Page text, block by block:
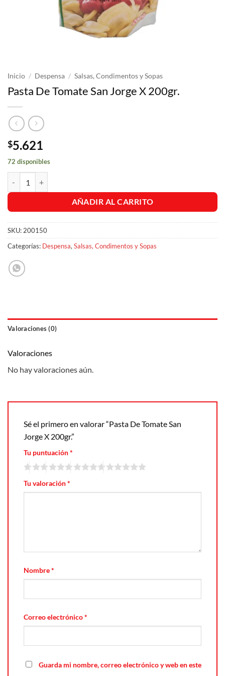
Inicio / Despensa / Salsas, Condimentos y Sopas
Pasta De Tomate San Jorge X 200gr.
$5.621
72 disponibles
AÑADIR AL CARRITO
SKU: 200150
Categorías: Despensa, Salsas, Condimentos y Sopas
Valoraciones (0)
Valoraciones
No hay valoraciones aún.
Sé el primero en valorar “Pasta De Tomate San
Jorge X 200gr.”
Tu puntuación*
Tu valoración*
Nombre*
Correo electrónico*
Guarda mi nombre, correo electrónico y web en este